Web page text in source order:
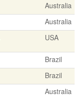
Australia
Australia
USA
Brazil
Brazil
Australia